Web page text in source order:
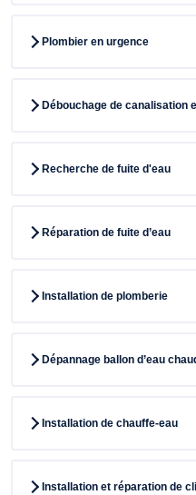
Plombier en urgence
Débouchage de canalisation
Recherche de fuite d'eau
Réparation de fuite d’eau
Installation de plomberie
Dépannage ballon d’eau
Installation de chauffe-eau
Installation et réparation de